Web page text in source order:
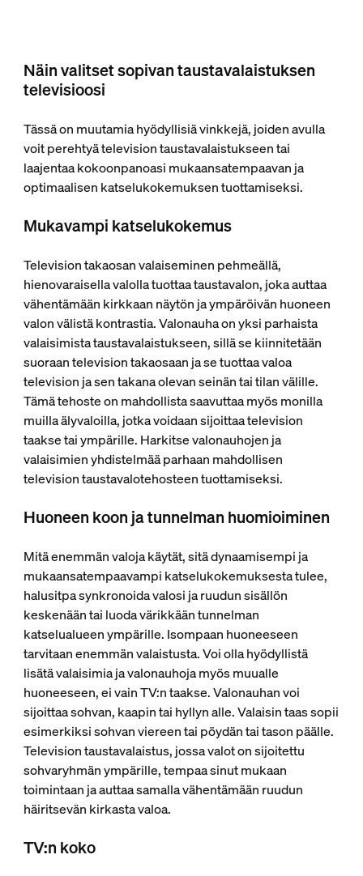
Näin valitset sopivan taustavalaistuksen
televisioosi
Tässä on muutamia hyödyllisiä vinkkejä, joiden avulla
voit perehtyä television taustavalaistukseen tai
laajentaa kokoonpanoasi mukaansatempaavan ja
optimaalisen katselukokemuksen tuottamiseksi.
Mukavampi katselukokemus
Television takaosan valaiseminen pehmeällä,
hienovaraisella valolla tuottaa taustavalon, joka auttaa
vähentämään kirkkaan näytön ja ympäröivän huoneen
valon välistä kontrastia. Valonauha on yksi parhaista
valaisimista taustavalaistukseen, sillä se kiinnitetään
suoraan television takaosaan ja se tuottaa valoa
television ja sen takana olevan seinän tai tilan välille.
Tämä tehoste on mahdollista saavuttaa myös monilla
muilla älyvaloilla, jotka voidaan sijoittaa television
taakse tai ympärille. Harkitse valonauhojen ja
valaisimien yhdistelmää parhaan mahdollisen
television taustavalotehosteen tuottamiseksi.
Huoneen koon ja tunnelman huomioiminen
Mitä enemmän valoja käytät, sitä dynaamisempi ja
mukaansatempaavampi katselukokemuksesta tulee,
halusitpa synkronoida valosi ja ruudun sisällön
keskenään tai luoda värikkään tunnelman
katselualueen ympärille. Isompaan huoneeseen
tarvitaan enemmän valaistusta. Voi olla hyödyllistä
lisätä valaisimia ja valonauhoja myös muualle
huoneeseen, ei vain TV:n taakse. Valonauhan voi
sijoittaa sohvan, kaapin tai hyllyn alle. Valaisin taas sopii
esimerkiksi sohvan viereen tai pöydän tai tason päälle.
Television taustavalaistus, jossa valot on sijoitettu
sohvaryhmän ympärille, tempaa sinut mukaan
toimintaan ja auttaa samalla vähentämään ruudun
häiritsevän kirkasta valoa.
TV:n koko